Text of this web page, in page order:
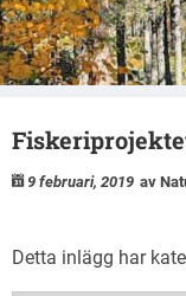
9 februari, 2019 av
Detta inlägg har